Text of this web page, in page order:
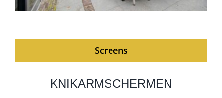
Screens
KNIKARMSCHERMEN